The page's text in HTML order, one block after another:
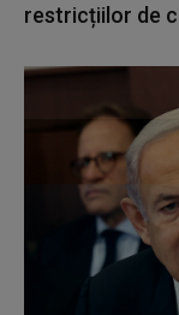
restricțiilor de